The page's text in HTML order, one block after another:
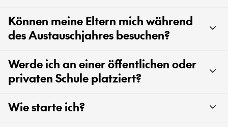
Können meine Eltern mich während
des Austauschjahres besuchen?
Werde ich an einer öffentlichen oder
privaten Schule platziert?
Wie starte ich?